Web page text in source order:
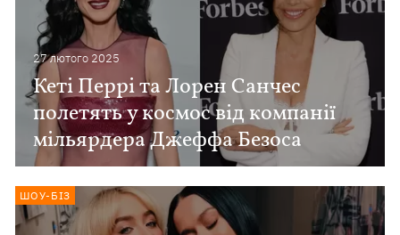
27 лютого 2025
Кеті Перрі та Лорен Санчес
полетять у космос від компанії
мільярдера Джеффа Безоса
ШОУ-БІЗ